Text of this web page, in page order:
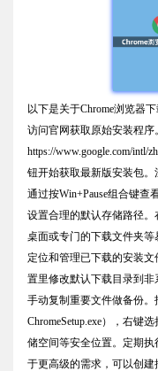
以下是关于Chrome浏览器
访问官网获取原始安装程
https://www.google.com/intl/
钮开始获取最新版安装包
通过按Win+Pause组合键查
设置合理的默认存储路径
桌面或专门的下载文件夹
定位和管理已下载的安装
置里修改默认下载目录到非
手动复制重要文件做备份
ChromeSetup.exe），右键
储空间等安全位置。定期
于更高级的需求，可以创建